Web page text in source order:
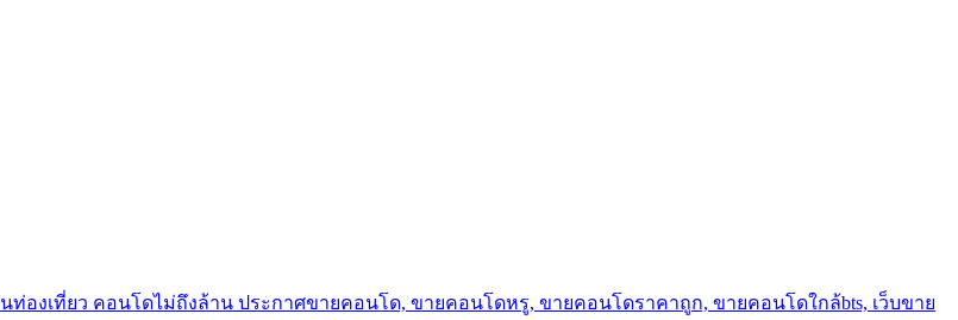
ท่องเที่ยว คอนโดไม่ถึงล้าน ประกาศขายคอนโด, ขายคอนโดหรู, ขายคอนโดราคาถูก, ขายคอนโดใกล้bts, เว็บขาย